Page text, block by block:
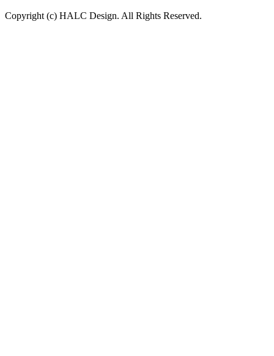
Copyright (c) HALC Design. All Rights Reserved.